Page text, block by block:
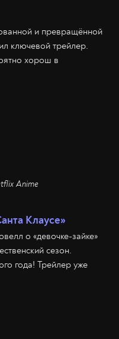
и превращённой
ключевой трейлер.
хорош в
Anime
Клаусе»
о «девочке-зайке»
сезон.
года! Трейлер уже